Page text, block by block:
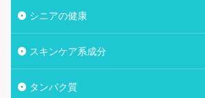
シニアの健康
スキンケア系成分
タンパク質